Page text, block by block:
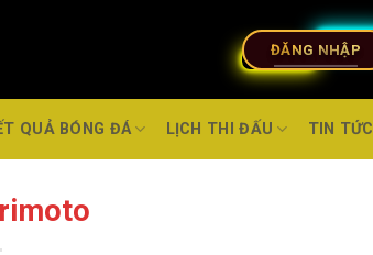
ĐĂNG NHẬP
QUẢ BÓNG ĐÁ LỊCH THI ĐẤU TIN TỨC